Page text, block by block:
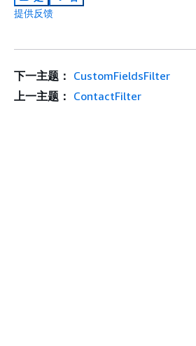
提供反馈
下一主题： CustomFieldsFilter
上一主题： ContactFilter